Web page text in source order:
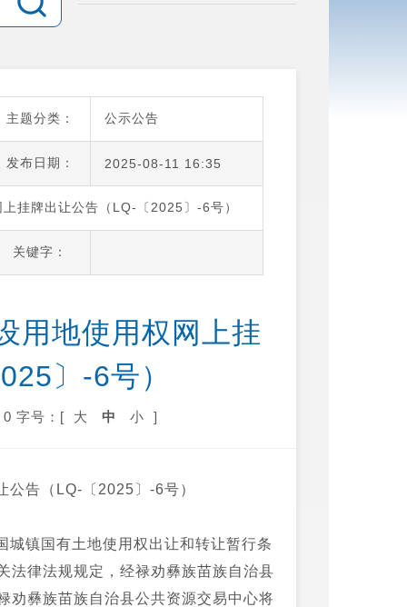
主题分类： 公示公告
发布日期： 2025-08-11 16:35
挂牌出让公告（LQ-〔2025〕-6号）
关键字：
用地使用权网上挂
〕-6号）
0 字号：[ 大 中 小 ]
公告（LQ-〔2025〕-6号）
城镇国有土地使用权出让和转让暂行条
法律法规规定，经禄劝彝族苗族自治县
劝彝族苗族自治县公共资源交易中心将